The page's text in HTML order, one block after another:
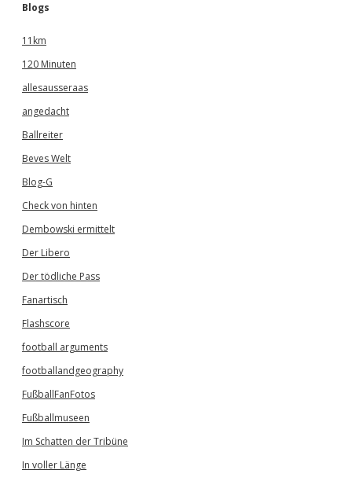
Blogs
11km
120 Minuten
allesausseraas
angedacht
Ballreiter
Beves Welt
Blog-G
Check von hinten
Dembowski ermittelt
Der Libero
Der tödliche Pass
Fanartisch
Flashscore
football arguments
footballandgeography
FußballFanFotos
Fußballmuseen
Im Schatten der Tribüne
In voller Länge